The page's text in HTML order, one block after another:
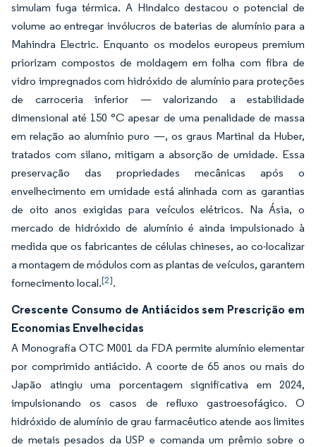
simulam fuga térmica. A Hindalco destacou o potencial de
volume ao entregar invólucros de baterias de alumínio para a
Mahindra Electric. Enquanto os modelos europeus premium
priorizam compostos de moldagem em folha com fibra de
vidro impregnados com hidróxido de alumínio para proteções
de carroceria inferior — valorizando a estabilidade
dimensional até 150 °C apesar de uma penalidade de massa
em relação ao alumínio puro —, os graus Martinal da Huber,
tratados com silano, mitigam a absorção de umidade. Essa
preservação das propriedades mecânicas após o
envelhecimento em umidade está alinhada com as garantias
de oito anos exigidas para veículos elétricos. Na Ásia, o
mercado de hidróxido de alumínio é ainda impulsionado à
medida que os fabricantes de células chineses, ao co-localizar
a montagem de módulos com as plantas de veículos, garantem
fornecimento local.[2].
Crescente Consumo de Antiácidos sem Prescrição em
Economias Envelhecidas
A Monografia OTC M001 da FDA permite alumínio elementar
por comprimido antiácido. A coorte de 65 anos ou mais do
Japão atingiu uma porcentagem significativa em 2024,
impulsionando os casos de refluxo gastroesofágico. O
hidróxido de alumínio de grau farmacêutico atende aos limites
de metais pesados da USP e comanda um prêmio sobre o